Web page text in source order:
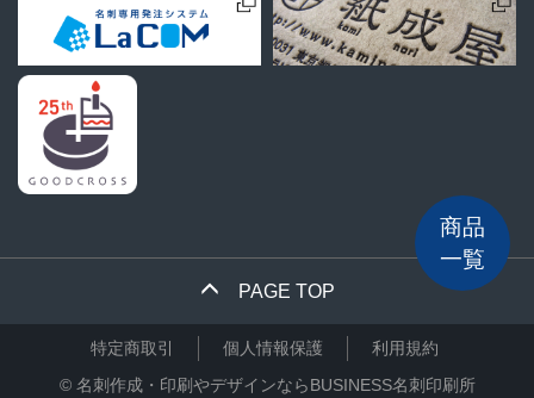
PAGE TOP
商品
一覧
特定商取引 個人情報保護
利用規約
© 名刺作成・印刷やデザインならBUSINESS名刺印刷所